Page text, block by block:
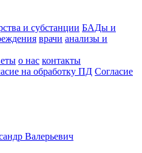
и субстанции БАДы и
врачи анализы и
о нас контакты
на обработку ПД Согласие
Валерьевич